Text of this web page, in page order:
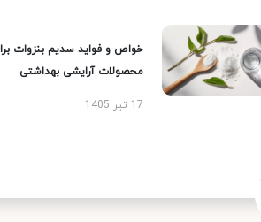
خواص و فواید سدیم بنزوات
محصولات آرایشی بهداشتی
17 تیر 1405